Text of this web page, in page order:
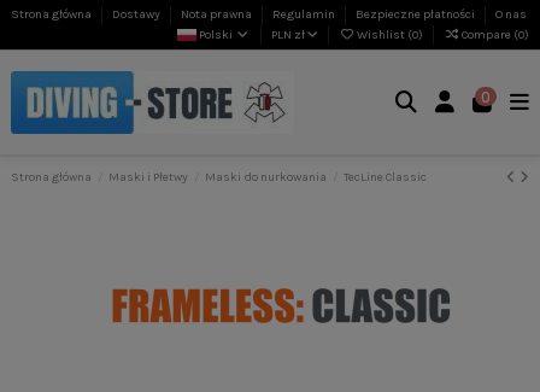
Strona główna Dostawy Nota prawna Regulamin Bezpieczne płatności
O nas
Polski
PLN zł Wishlist (0) Compare (0)
0
Strona główna Maski i Płetwy Maski do nurkowania TecLine Classic